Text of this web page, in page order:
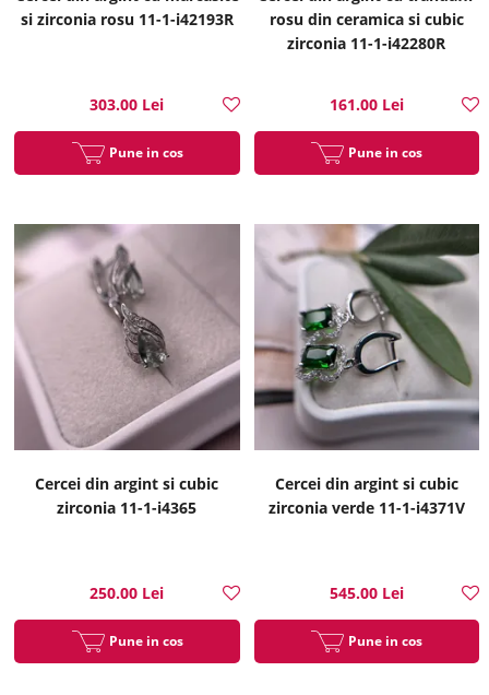
si zirconia rosu 11-1-i42193R
303.00 Lei
Pune in cos
rosu din ceramica si cubic
zirconia 11-1-i42280R
161.00 Lei
Pune in cos
Cercei din argint si cubic
zirconia 11-1-i4365
250.00 Lei
Pune in cos
Cercei din argint si cubic
zirconia verde 11-1-i4371V
545.00 Lei
Pune in cos